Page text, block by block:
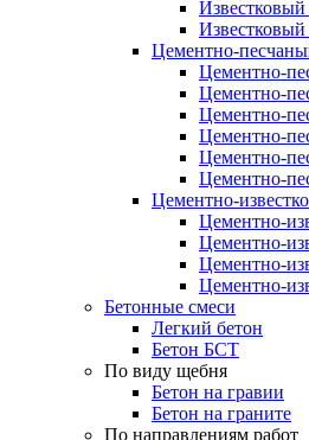
Цементно-
Цементно-
Цементно-
Цементно-
Цементно-
Цементно-
Цементно-
Цементно-
Цементно-
Цементно-
Цементно-
Цементно-
Бетонные смеси
Легкий бетон
Бетон БСТ
По виду щебня
Бетон на гравии
Бетон на граните
По направлениям работ